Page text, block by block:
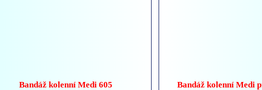
Bandáž kolenní Medi 605 Bandáž kolenní Medi